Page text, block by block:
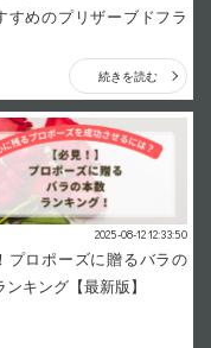
すめのプリザーブドフラ
続きを読む
2025-08-12 12:33:50
プロポーズに贈るバラの
ンキング【最新版】